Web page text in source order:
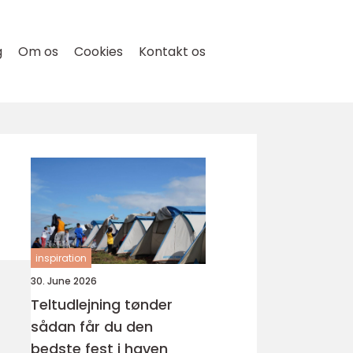
Om os Cookies Kontakt os
inspiration
30. June 2026
Teltudlejning tønder
sådan får du den
bedste fest i haven